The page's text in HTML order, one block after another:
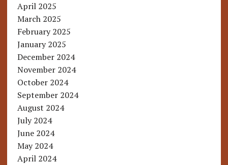
April 2025
March 2025
February 2025
January 2025
December 2024
November 2024
October 2024
September 2024
August 2024
July 2024
June 2024
May 2024
April 2024